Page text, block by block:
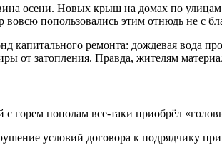
осени. Новых крыш на домах по
вовсю попользовались этим отнюдь не с
капитального ремонта: дождевая вода
от затопления. Правда, жителям
пополам все-таки приобрёл
условий договора к подрядчику